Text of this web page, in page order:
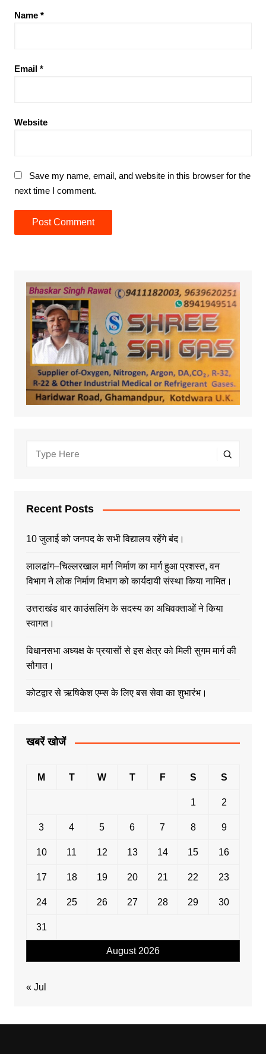
Name *
Email *
Website
Save my name, email, and website in this browser for the
next time I comment.
Recent Posts
10 जुलाई को जनपद के सभी विद्यालय रहेंगे बंद।
लालढांग–चिल्लरखाल मार्ग निर्माण का मार्ग हुआ प्रशस्त, वन
विभाग ने लोक निर्माण विभाग को कार्यदायी संस्था किया नामित।
उत्तराखंड बार काउंसलिंग के सदस्य का अधिवक्ताओं ने किया
स्वागत।
विधानसभा अध्यक्ष के प्रयासों से इस क्षेत्र को मिली सुगम मार्ग की
सौगात।
कोटद्वार से ऋषिकेश एम्स के लिए बस सेवा का शुभारंभ।
खबरें खोजें
August 2026
M T W T F S S
1 2
3 4 5 6 7 8 9
10 11 12 13 14 15 16
17 18 19 20 21 22 23
24 25 26 27 28 29 30
31
« Jul